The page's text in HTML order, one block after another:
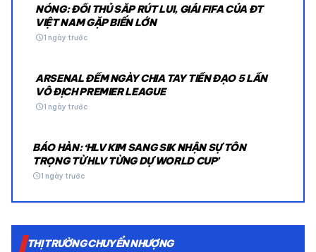
NÓNG: ĐỐI THỦ SẮP RÚT LUI, GIẢI FIFA CỦA ĐT
VIỆT NAM GẶP BIẾN LỚN
schedule1 ngày trước
ARSENAL ĐẾM NGÀY CHIA TAY TIỀN ĐẠO 5 LẦN
VÔ ĐỊCH PREMIER LEAGUE
schedule1 ngày trước
BÁO HÀN: ‘HLV KIM SANG SIK NHẬN SỰ TÔN
TRỌNG TỪ HLV TỪNG DỰ WORLD CUP’
schedule1 ngày trước
THỊ TRƯỜNG CHUYỂN NHƯỢNG